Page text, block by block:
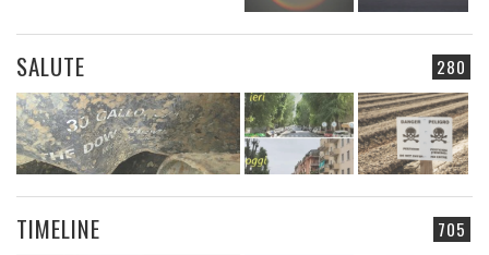
280
SALUTE
705
TIMELINE